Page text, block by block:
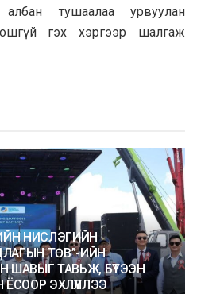
тyшaaлaa ypвyyлaн
гэx xэpгээp шaлгaж
НИСЛЭГИЙН
ТӨВ”-ИЙН
ШАВЫГ ТАВЬЖ, БҮТЭЭН
ЭХЛҮҮЛЛЭЭ